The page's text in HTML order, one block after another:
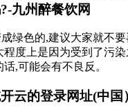
九州醉餐饮网
绿色的,建议大家就不
程度上是因为受到了污
,可能会有不良反。
云的登录网址(中